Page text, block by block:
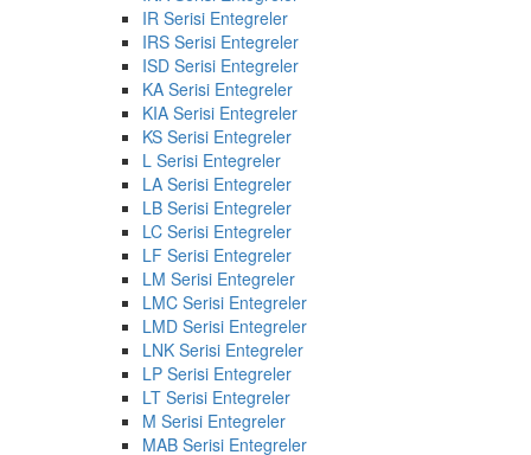
IR Serisi Entegreler
IRS Serisi Entegreler
ISD Serisi Entegreler
KA Serisi Entegreler
KIA Serisi Entegreler
KS Serisi Entegreler
L Serisi Entegreler
LA Serisi Entegreler
LB Serisi Entegreler
LC Serisi Entegreler
LF Serisi Entegreler
LM Serisi Entegreler
LMC Serisi Entegreler
LMD Serisi Entegreler
LNK Serisi Entegreler
LP Serisi Entegreler
LT Serisi Entegreler
M Serisi Entegreler
MAB Serisi Entegreler